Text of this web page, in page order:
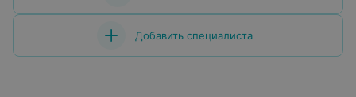
Добавить специалиста